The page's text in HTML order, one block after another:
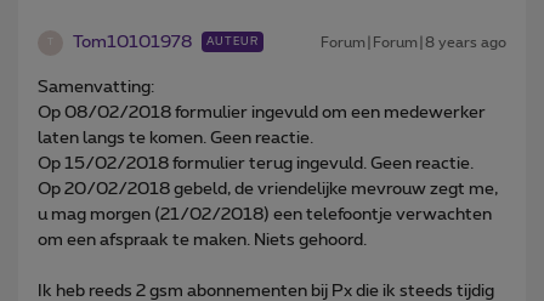
Tom10101978 AUTEUR Forum|Forum|8 years ago
Samenvatting:
Op 08/02/2018 formulier ingevuld om een medewerker
laten langs te komen. Geen reactie.
Op 15/02/2018 formulier terug ingevuld. Geen reactie.
Op 20/02/2018 gebeld, de vriendelijke mevrouw zegt me,
u mag morgen (21/02/2018) een telefoontje verwachten
om een afspraak te maken. Niets gehoord.
Ik heb reeds 2 gsm abonnementen bij Px die ik steeds tijdig